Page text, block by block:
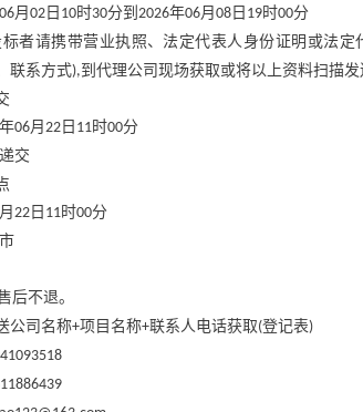
月 02日 10时30分到 2026年06月 08日 19时00分
标者请携带营业执照、法定代表人身份证明或法定
联系方式),到代理公司现场获取或将以上资料扫描
06月 22日 11时00分
交
22日 11时00分
后不退。
公司名称+项目名称+联系人电话获取(登记表)